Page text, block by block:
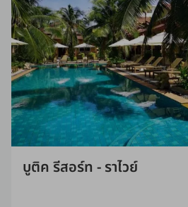
บูติค รีสอร์ท - ราไวย์